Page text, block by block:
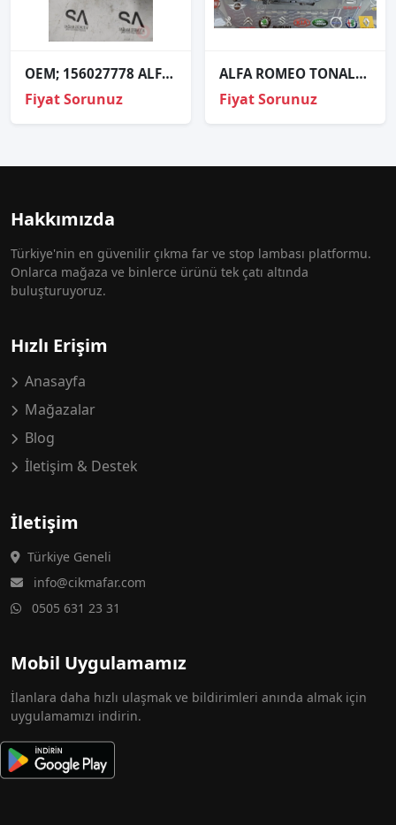
OEM; 156027778 ALFA ROMEO 147 ÇIKMA İÇ TAVAN LAMBASI
Fiyat Sorunuz
ALFA ROMEO TONALE ORJİNAL ÇIKMA SAĞ FAR
Fiyat Sorunuz
Hakkımızda
Türkiye'nin en güvenilir çıkma far ve stop lambası platformu.
Onlarca mağaza ve binlerce ürünü tek çatı altında
buluşturuyoruz.
Hızlı Erişim
Anasayfa
Mağazalar
Blog
İletişim & Destek
İletişim
Türkiye Geneli
info@cikmafar.com
0505 631 23 31
Mobil Uygulamamız
İlanlara daha hızlı ulaşmak ve bildirimleri anında almak için
uygulamamızı indirin.